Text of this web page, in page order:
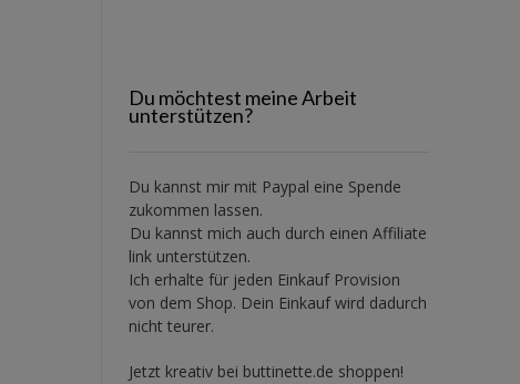
Du möchtest meine Arbeit
unterstützen?
Du kannst mir mit Paypal eine Spende
zukommen lassen.
Du kannst mich auch durch einen Affiliate
link unterstützen.
Ich erhalte für jeden Einkauf Provision
von dem Shop. Dein Einkauf wird dadurch
nicht teurer.
Jetzt kreativ bei buttinette.de shoppen!